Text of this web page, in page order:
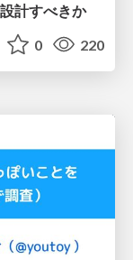
計すべきか
0 220